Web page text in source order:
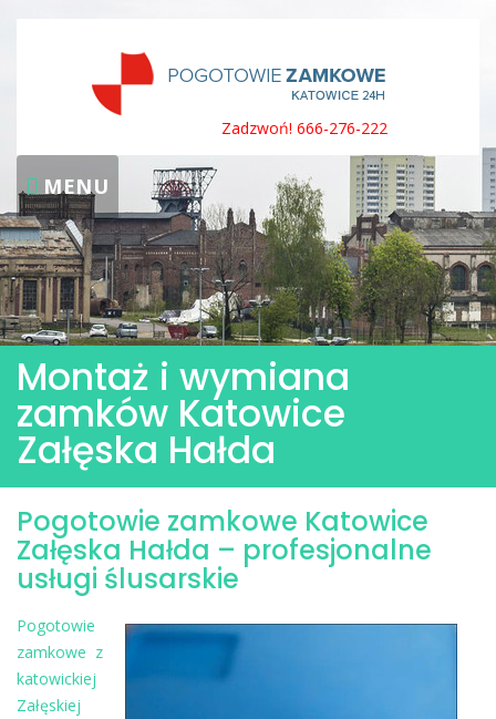
Zadzwoń! 666-276-222
MENU
Montaż i wymiana
zamków Katowice
Załęska Hałda
Montaż
i
wymiana
zamków
Katowice
Załęska
Hałda
Pogotowie zamkowe Katowice
Załęska Hałda – profesjonalne
usługi ślusarskie
Pogotowie
zamkowe z
katowickiej
Załęskiej